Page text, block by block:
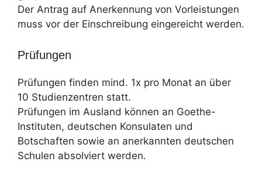
Der Antrag auf Anerkennung von Vorleistungen
muss vor der Einschreibung eingereicht werden.
Prüfungen
Prüfungen finden mind. 1x pro Monat an über
10 Studienzentren statt.
Prüfungen im Ausland können an Goethe-
Instituten, deutschen Konsulaten und
Botschaften sowie an anerkannten deutschen
Schulen absolviert werden.